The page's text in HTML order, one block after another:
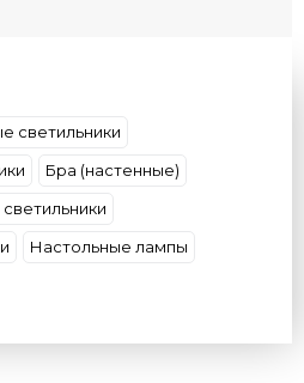
светильники
Бра (настенные)
Настольные лампы